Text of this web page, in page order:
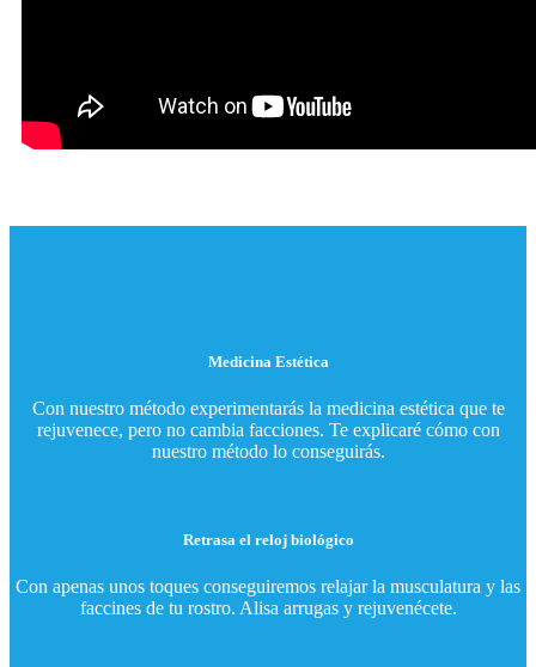
Medicina Estética
Con nuestro método experimentarás la medicina estética que te
rejuvenece, pero no cambia facciones. Te explicaré cómo con
nuestro método lo conseguirás.
Retrasa el reloj biológico
Con apenas unos toques conseguiremos relajar la musculatura y las
faccines de tu rostro. Alisa arrugas y rejuvenécete.